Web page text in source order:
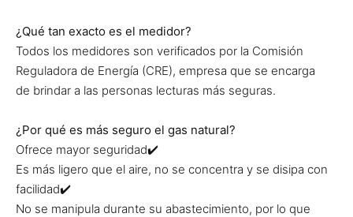
¿Qué tan exacto es el medidor?
Todos los medidores son verificados por la Comisión
Reguladora de Energía (CRE), empresa que se encarga
de brindar a las personas lecturas más seguras.
¿Por qué es más seguro el gas natural?
Ofrece mayor seguridad✔️
Es más ligero que el aire, no se concentra y se disipa con
facilidad✔️
No se manipula durante su abastecimiento, por lo que